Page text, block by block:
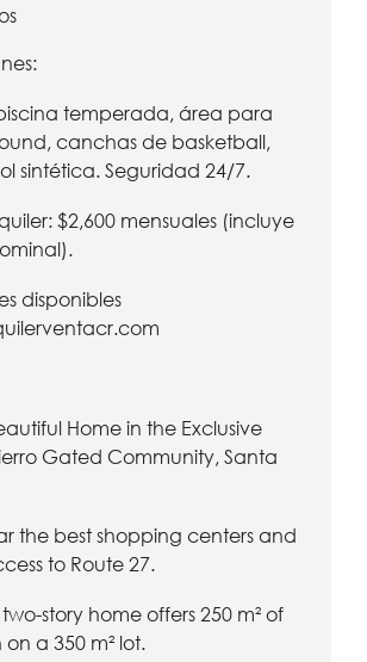
temperada, área para
canchas de basketball,
sintética. Seguridad 24/7.
$2,600 mensuales (incluye
disponibles
Home in the Exclusive
Gated Community, Santa
the best shopping centers and
to Route 27.
story home offers 250 m² of
a 350 m² lot.